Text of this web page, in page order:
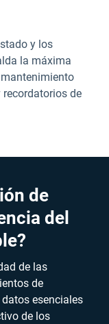
y los
la máxima
de
de
del
de las
de
esenciales
de los